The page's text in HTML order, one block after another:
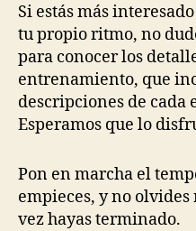
Si estás más
tu propio ritmo, no
para conocer los
entrenamiento, que
descripciones de
Esperamos que lo
Pon en marcha el
empieces, y no
vez hayas terminado.